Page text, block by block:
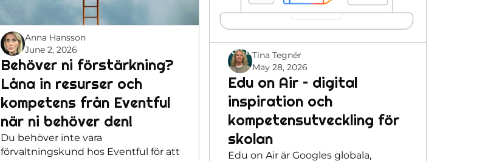
Anna Hansson
June 2, 2026
Behöver ni förstärkning?
Låna in resurser och
kompetens från Eventful
när ni behöver den!
Du behöver inte vara
förvaltningskund hos Eventful för att
Tina Tegnér
May 28, 2026
Edu on Air – digital
inspiration och
kompetensutveckling för
skolan
Edu on Air är Googles globala,